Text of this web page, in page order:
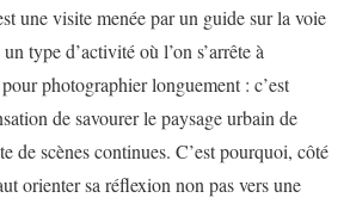
une visite menée par un guide sur la voie
type d’activité où l’on s’arrête à
photographier longuement : c’est
de savourer le paysage urbain de
de scènes continues. C’est pourquoi, côté
orienter sa réflexion non pas vers une